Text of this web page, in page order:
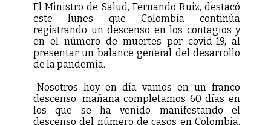
El Ministro de Salud, Fernando Ruiz, destacó
este lunes que Colombia continúa
registrando un descenso en los contagios y
en el número de muertes por covid-19, al
presentar un balance general del desarrollo
de la pandemia.
“Nosotros hoy en día vamos en un franco
descenso, mañana completamos 60 días en
los que se ha venido manifestando el
descenso del número de casos en Colombia,